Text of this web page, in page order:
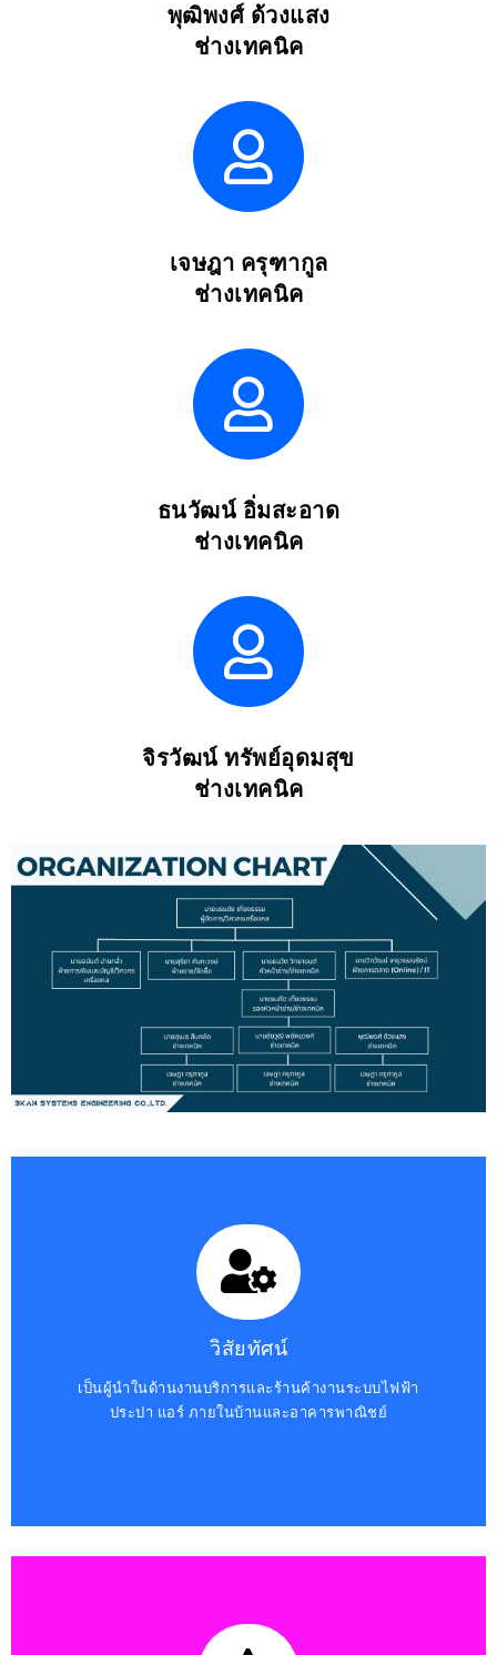
พุฒิพงศ์ ด้วงแสง
ช่างเทคนิค
เจษฎา ครุฑากูล
ช่างเทคนิค
ธนวัฒน์ อิ่มสะอาด
ช่างเทคนิค
จิรวัฒน์ ทรัพย์อุดมสุข
ช่างเทคนิค
วิสัยทัศน์
เป็นผู้นำในด้านงานบริการและร้านค้างานระบบไฟฟ้า
ประปา แอร์ ภายในบ้านและอาคารพาณิชย์